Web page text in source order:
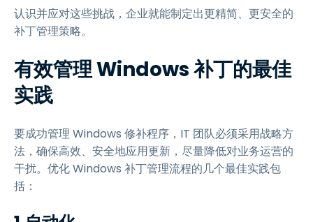
认识并应对这些挑战，企业就能制定出更精简、更安全的
补丁管理策略。
有效管理 Windows 补丁的最佳
实践
要成功管理 Windows 修补程序，IT 团队必须采用战略方
法，确保高效、安全地应用更新，尽量降低对业务运营的
干扰。优化 Windows 补丁管理流程的几个最佳实践包
括：